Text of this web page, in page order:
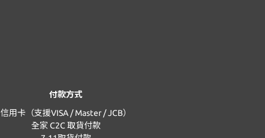
付款方式
信用卡（支援VISA / Master / JCB）
全家 C2C 取貨付款